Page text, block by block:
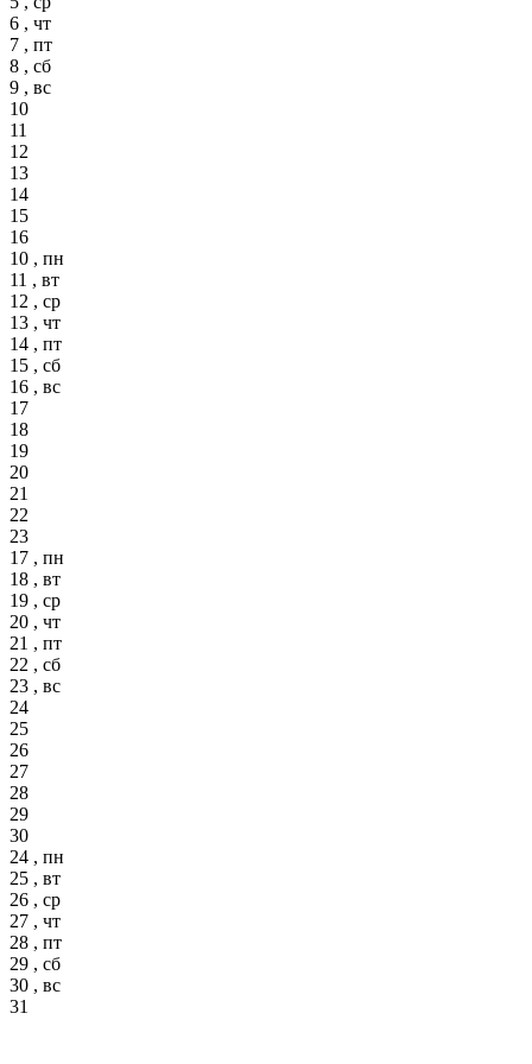
6 , чт
7 , пт
8 , сб
9 , вс
10
11
12
13
14
15
16
10 , пн
11 , вт
12 , ср
13 , чт
14 , пт
15 , сб
16 , вс
17
18
19
20
21
22
23
17 , пн
18 , вт
19 , ср
20 , чт
21 , пт
22 , сб
23 , вс
24
25
26
27
28
29
30
24 , пн
25 , вт
26 , ср
27 , чт
28 , пт
29 , сб
30 , вс
31